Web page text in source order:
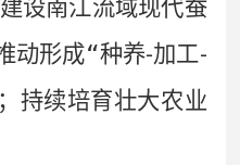
设南江流域现代蚕
动形成“种养-加工-
持续培育壮大农业